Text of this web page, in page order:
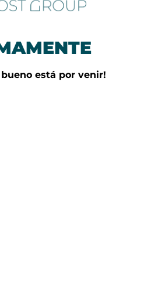
bueno está por venir!